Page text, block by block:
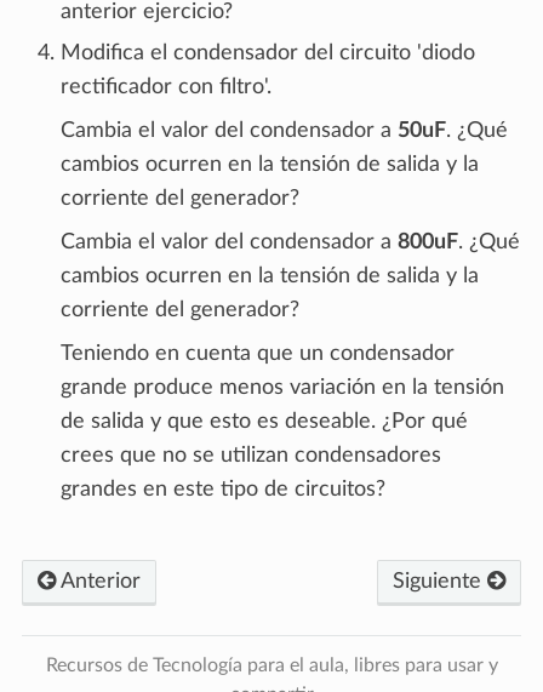
anterior ejercicio?
Modifica el condensador del circuito 'diodo
rectificador con filtro'.
Cambia el valor del condensador a 50uF. ¿Qué
cambios ocurren en la tensión de salida y la
corriente del generador?
Cambia el valor del condensador a 800uF. ¿Qué
cambios ocurren en la tensión de salida y la
corriente del generador?
Teniendo en cuenta que un condensador
grande produce menos variación en la tensión
de salida y que esto es deseable. ¿Por qué
crees que no se utilizan condensadores
grandes en este tipo de circuitos?
Siguiente
Anterior
Recursos de Tecnología para el aula, libres para usar y